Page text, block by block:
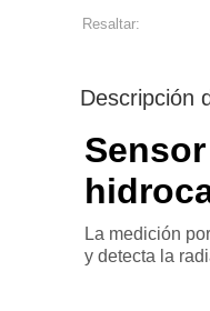
Resaltar:
Descripción
La medición
y detecta la